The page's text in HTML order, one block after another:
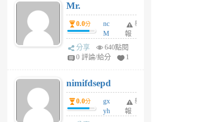
Mr.
0.0分
nc
M
U
F
U
5
個
月
舉
報
分享
640點閱
0 評論/給分
1
nimifdsepd
0.0分
gx
yh
舉
報